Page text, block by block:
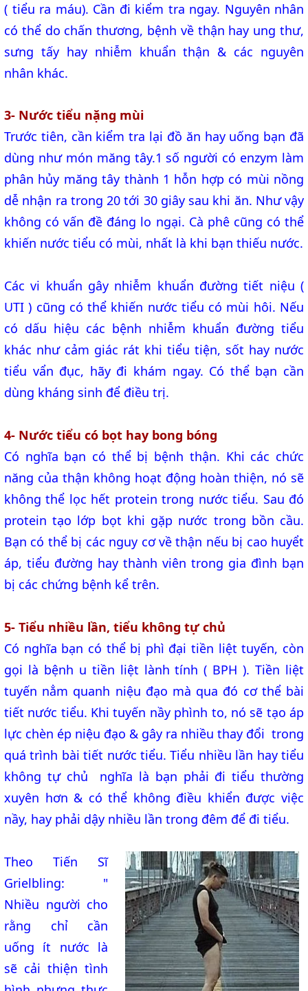
( tiểu ra máu). Cần đi kiểm tra ngay. Nguyên nhân
có thể do chấn thương, bệnh về thận hay ung thư,
sưng tấy hay nhiễm khuẩn thận & các nguyên
nhân khác.
3- Nước tiểu nặng mùi
Trước tiên, cần kiểm tra lại đồ ăn hay uống bạn đã
dùng như món măng tây.1 số người có enzym làm
phân hủy măng tây thành 1 hỗn hợp có mùi nồng
dễ nhận ra trong 20 tới 30 giây sau khi ăn. Như vậy
không có vấn đề đáng lo ngại. Cà phê cũng có thể
khiến nước tiểu có mùi, nhất là khi bạn thiếu nước.
Các vi khuẩn gây nhiễm khuẩn đường tiết niệu (
UTI ) cũng có thể khiến nước tiểu có mùi hôi. Nếu
có dấu hiệu các bệnh nhiễm khuẩn đường tiểu
khác như cảm giác rát khi tiểu tiện, sốt hay nước
tiểu vẩn đục, hãy đi khám ngay. Có thể bạn cần
dùng kháng sinh để điều trị.
4- Nước tiểu có bọt hay bong bóng
Có nghĩa bạn có thể bị bệnh thận. Khi các chức
năng của thận không hoạt động hoàn thiện, nó sẽ
không thể lọc hết protein trong nước tiểu. Sau đó
protein tạo lớp bọt khi gặp nước trong bồn cầu.
Bạn có thể bị các nguy cơ về thận nếu bị cao huyểt
áp, tiểu đường hay thành viên trong gia đình bạn
bị các chứng bệnh kể trên.
5- Tiểu nhiều lần, tiểu không tự chủ
Có nghĩa bạn có thể bị phì đại tiền liệt tuyến, còn
gọi là bệnh u tiền liệt lành tính ( BPH ). Tiền liệt
tuyến nẳm quanh niệu đạo mà qua đó cơ thể bài
tiết nước tiểu. Khi tuyến nầy phình to, nó sẽ tạo áp
lực chèn ép niệu đạo & gây ra nhiều thay đổi trong
quá trình bài tiết nước tiểu. Tiểu nhiều lần hay tiểu
không tự chủ nghĩa là bạn phải đi tiểu thường
xuyên hơn & có thể không điều khiển được việc
nầy, hay phải dậy nhiều lần trong đêm để đi tiểu.
Theo Tiến Sĩ
Grielbling: "
Nhiều người cho
rằng chỉ cần
uống ít nước là
sẽ cải thiện tình